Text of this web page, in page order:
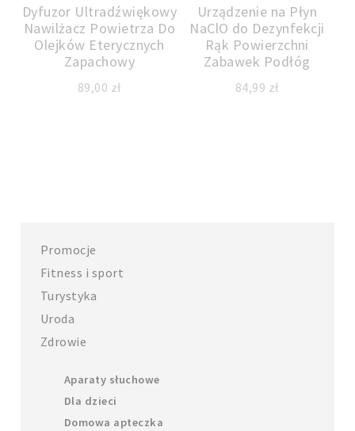
Dyfuzor Ultradźwiękowy
Nawilżacz Powietrza Do
Olejków Eterycznych
Zapachowy
89,00 zł
Urządzenie na Płyn
NaClO do Dezynfekcji
Rąk Powierzchni
Zabawek Podłóg
84,99 zł
Promocje
Fitness i sport
Turystyka
Uroda
Zdrowie
Aparaty słuchowe
Dla dzieci
Domowa apteczka